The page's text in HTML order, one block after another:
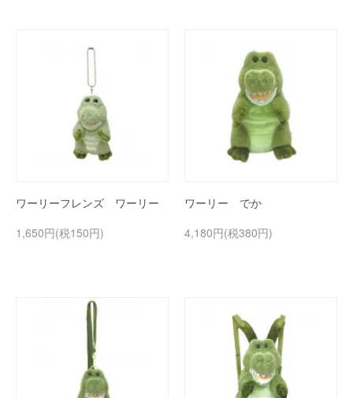
ワーリーフレンズ ワーリー
1,650円(税150円)
ワーリー でか
4,180円(税380円)